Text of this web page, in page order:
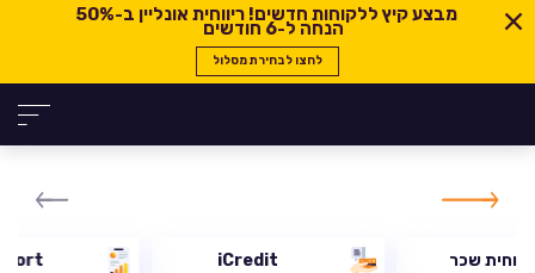
מבצע קיץ ללקוחות חדשים! ריווחית אונליין ב-50%
הנחה ל-6 חודשים
לחצו לבחירת מסלול
ריווחית שכר iCredit